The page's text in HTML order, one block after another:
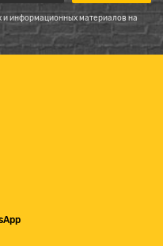
и информационных материалов на